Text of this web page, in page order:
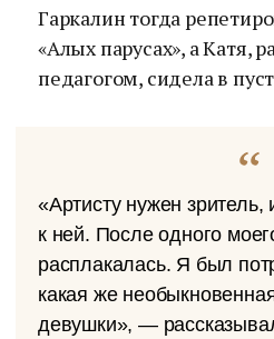
Гаркалин тогда
«Алых парусах», а Катя,
педагогом, сидела в
«Артисту нужен
к ней. После одного
расплакалась. Я был
какая же
девушки», —